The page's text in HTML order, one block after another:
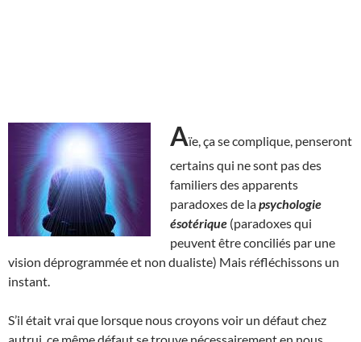
Aïe, ça se complique, penseront
certains qui ne sont pas des
familiers des apparents
paradoxes de lapsychologie
ésotérique (paradoxes qui
peuvent être conciliés par une
vision déprogrammée et non dualiste) Mais réfléchissons un
instant.
S’il était vrai que lorsque nous croyons voir un défaut chez
autrui, ce même défaut se trouve nécessairement en nous,